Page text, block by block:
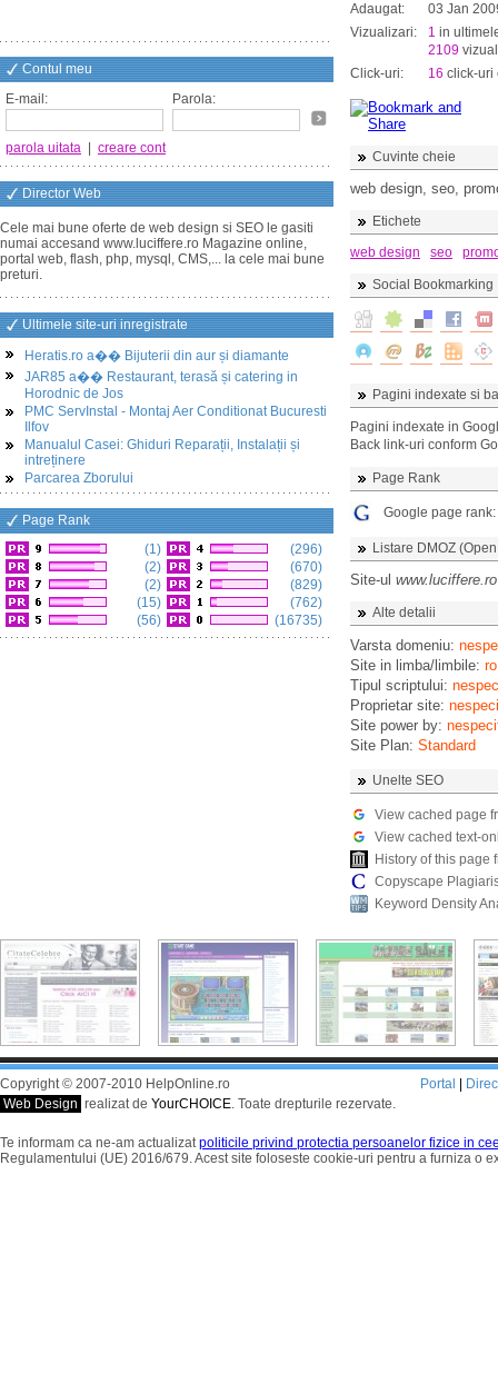
Contul meu
E-mail:
Parola:
parola uitata creare cont
Director Web
Cele mai bune oferte de web design si SEO le gasiti
numai accesand www.luciffere.ro Magazine online,
portal web, flash, php, mysql, CMS,... la cele mai bune
preturi.
Ultimele site-uri inregistrate
Heratis.ro a�� Bijuterii din aur și diamante
JAR85 a�� Restaurant, terasă și catering in
Horodnic de Jos
PMC ServInstal - Montaj Aer Conditionat Bucuresti
Ilfov
Manualul Casei: Ghiduri Reparații, Instalații și
intreținere
Parcarea Zborului
Page Rank
(1)
(2)
(2)
(15)
(56)
(296)
(670)
(829)
(762)
(16735)
Adaugat:
03 Jan
Vizualizari:
1 in
2109
Click-uri:
16 click-uri
Cuvinte cheie
web design, seo,
Etichete
web design
seo
Social Bookmarking
Pagini indexate si
Pagini indexate in
Back link-uri conform
Page Rank
Google page rank:
Listare DMOZ
Site-ul www.luciffere.ro
Alte detalii
Varsta domeniu:
Site in limba/limbile: ro
Tipul scriptului:
Proprietar site:
Site power by:
Site Plan: Standard
Unelte SEO
View cached page
View cached text-
History of this page
Copyscape
Keyword Density
Copyright © 2007-2010 HelpOnline.ro
Web Design realizat de YourCHOICE. Toate drepturile rezervate.
Portal
Te informam ca ne-am actualizatpoliticile privind protectia persoanelor fizice in
Regulamentului (UE) 2016/679. Acest site foloseste cookie-uri pentru a furniza o